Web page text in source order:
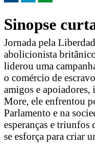
Sinopse
Jornada pela
abolicionista
liderou uma
o comércio de
amigos e
More, ele enfrentou
Parlamento e na
esperanças e
se esforça para criar